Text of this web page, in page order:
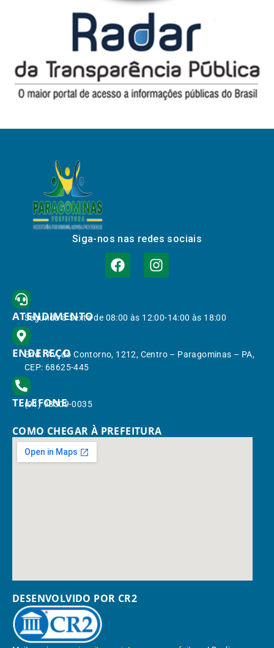
Siga-nos nas redes sociais
ATENDIMENTO
Segunda à Sexta de 08:00 às 12:00-14:00 às 18:00
ENDEREÇO
End.: Av. do Contorno, 1212, Centro – Paragominas – PA,
CEP: 68625-445
TELEFONE
(91) 98309-0035
COMO CHEGAR À PREFEITURA
DESENVOLVIDO POR CR2